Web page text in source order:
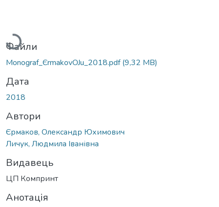
Вантажиться...
Файли
Monograf_ЄrmakovOJu_2018.pdf(9,32 MB)
Дата
2018
Автори
Єрмаков, Олександр Юхимович
Личук, Людмила Іванівна
Видавець
ЦП Компринт
Анотація